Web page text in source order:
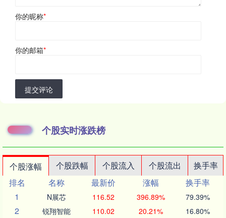
你的昵称*
你的邮箱*
提交评论
个股实时涨跌榜
个股涨幅 个股跌幅 个股流入 个股流出
换手率
排名
名称 最新价 涨幅
换手率
1
N展芯 116.52 396.89% 79.39%
2 锐翔智能 110.02 20.21% 16.80%